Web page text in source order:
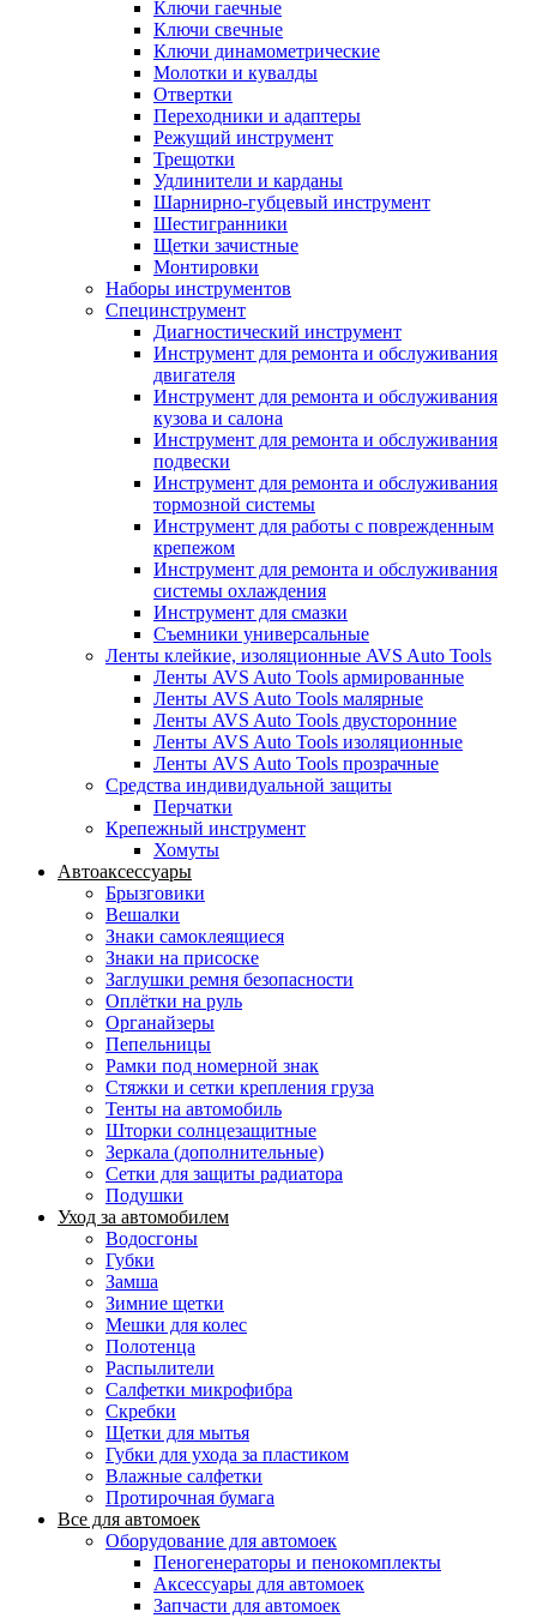
Ключи гаечные
Ключи свечные
Ключи динамометрические
Молотки и кувалды
Отвертки
Переходники и адаптеры
Режущий инструмент
Трещотки
Удлинители и карданы
Шарнирно-губцевый инструмент
Шестигранники
Щетки зачистные
Монтировки
Наборы инструментов
Специнструмент
Диагностический инструмент
Инструмент для ремонта и обслуживания
двигателя
Инструмент для ремонта и обслуживания
кузова и салона
Инструмент для ремонта и обслуживания
подвески
Инструмент для ремонта и обслуживания
тормозной системы
Инструмент для работы с поврежденным
крепежом
Инструмент для ремонта и обслуживания
системы охлаждения
Инструмент для смазки
Съемники универсальные
Ленты клейкие, изоляционные AVS Auto Tools
Ленты AVS Auto Tools армированные
Ленты AVS Auto Tools малярные
Ленты AVS Auto Tools двусторонние
Ленты AVS Auto Tools изоляционные
Ленты AVS Auto Tools прозрачные
Средства индивидуальной защиты
Перчатки
Крепежный инструмент
Хомуты
Автоаксессуары
Брызговики
Вешалки
Знаки самоклеящиеся
Знаки на присоске
Заглушки ремня безопасности
Оплётки на руль
Органайзеры
Пепельницы
Рамки под номерной знак
Стяжки и сетки крепления груза
Тенты на автомобиль
Шторки солнцезащитные
Зеркала (дополнительные)
Сетки для защиты радиатора
Подушки
Уход за автомобилем
Водосгоны
Губки
Замша
Зимние щетки
Мешки для колес
Полотенца
Распылители
Салфетки микрофибра
Скребки
Щетки для мытья
Губки для ухода за пластиком
Влажные салфетки
Протирочная бумага
Все для автомоек
Оборудование для автомоек
Пеногенераторы и пенокомплекты
Аксессуары для автомоек
Запчасти для автомоек